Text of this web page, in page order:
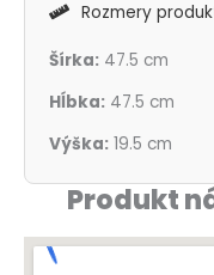
Rozmery
Šírka: 47.5 cm
Hĺbka: 47.5 cm
Výška: 19.5 cm
Produkt